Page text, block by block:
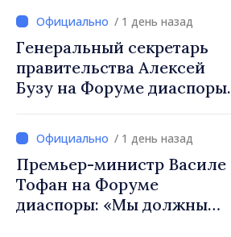
Вевер обсудили
европейский путь
Республики Молдова
/ 1 день назад
Генеральный секретарь
правительства Алексей
Бузу на Форуме диаспоры:
чтобы строить более
сильные сообщества»
/ 1 день назад
Премьер-министр Василе
Тофан на Форуме
диаспоры: «Мы должны